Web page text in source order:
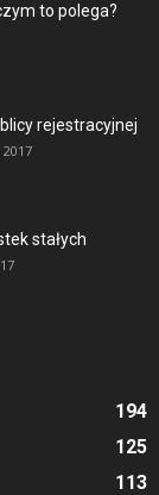
to polega?
rejestracyjnej
stałych
194
125
113